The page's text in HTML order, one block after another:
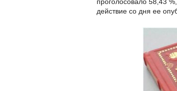
действие со дня ее